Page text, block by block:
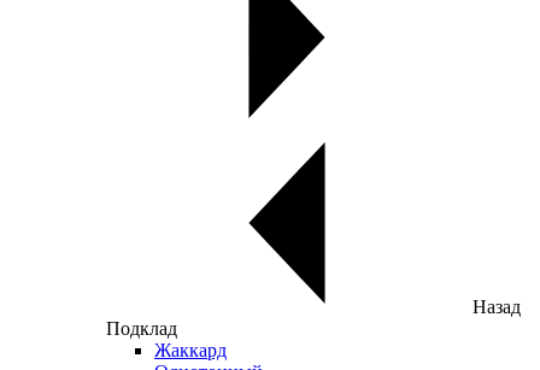
Назад
Подклад
Жаккард